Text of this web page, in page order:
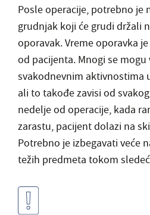
Posle operacije, potrebno je
grudnjak koji će grudi držali
oporavak. Vreme oporavka
od pacijenta. Mnogi se
svakodnevnim aktivnostima
ali to takođe zavisi od
nedelje od operacije, kada
zarastu, pacijent dolazi na
Potrebno je izbegavati veće
težih predmeta tokom